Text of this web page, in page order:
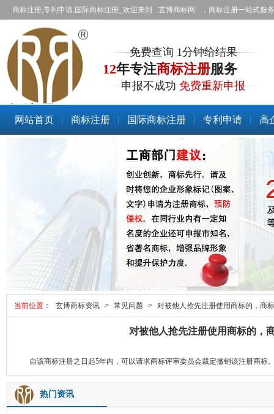
商标注册,专利申请,国际商标注册_欢迎来到 玄博商标网 ，商标注册一站式服
标注册
免费查询 1分钟给结果
12年专注商标注册服务
申报不成功 免费重新申报
网站首页 商标注册 国际商标注册 专利申请 高
当前位置： 玄博商标资讯 > 常见问题 > 对被他人抢先注册使用商标的，商
对被他人抢先注册使用商标的，
自该商标注册之日起5年内，可以请求商标评审委员会裁定撤销该注册商标
热门资讯